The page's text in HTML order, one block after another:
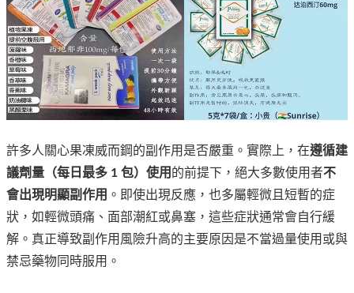
許多人關心果凍威而鋼的副作用是否嚴重。實際上，在遵循建
議劑量（每日最多 1 包）使用 的前提下，絕大多數使用者不
會出現明顯副作用 。即使出現反應，也多屬輕微且短暫的症
狀，如輕微頭痛、面部潮紅或鼻塞，這些症狀通常會自行緩
解。真正導致副作用風險升高的主要原因是不當過量使用或與
禁忌藥物同時服用。